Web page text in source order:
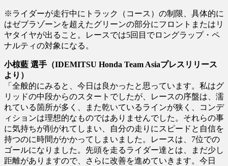
※ライダーが走行中にトラック（コース）の制限、具体的に
はゼブラゾーンを超えたグリーンの部分にフロントまたはリ
ヤタイヤが出ること。レースでは5回目でロングラップ・ペ
ナルティの対象になる。
小椋藍 選手（IDEMITSU Honda Team Asiaプレスリリース
より）
「全般的にみると、今日は良かったと思っています。私はグ
リッドの中段からのスタートでしたが、レースの序盤は、濡
れている箇所が多く、また乾いているラインが狭く、コンデ
ィションは理想的なものではありませんでした。それらの事
に気持ちが削がれてしまい、自分の走りにスピードと自信を
持つのに時間がかかってしまいました。レースは、7位での
ゴールになりました。先頭を走るライダー達とは、まだ少し
距離がありますので、さらに改善を進めていきます。今日